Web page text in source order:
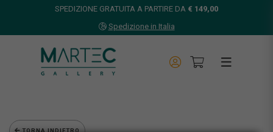
SPEDIZIONE GRATUITA A PARTIRE DA € 149,00
Spedizione in Italia
TORNA INDIETRO